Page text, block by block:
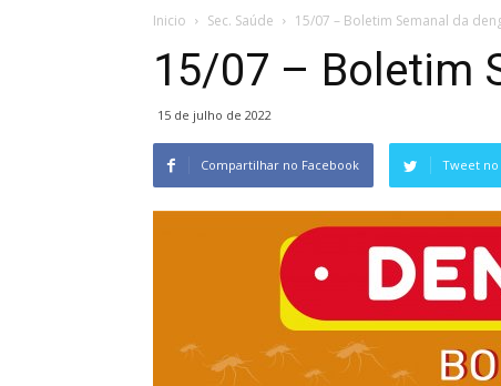
Inicio Sec. Saúde 15/07 – Boletim Semanal da
15/07 – Boletim
15 de julho de 2022
Compartilhar no Facebook Tweet